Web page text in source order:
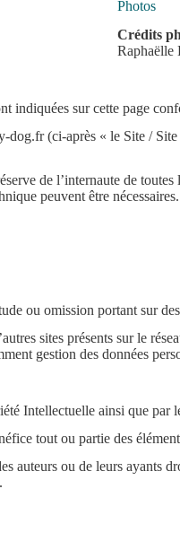
Photos
Crédits
Raphaëlle
sur cette page
(ci-après « le Site /
de l’internaute de
peuvent être nécessaires.
ou omission portant sur
sites présents sur le
gestion des données
Intellectuelle ainsi que par
tout ou partie des
auteurs ou de leurs ayants